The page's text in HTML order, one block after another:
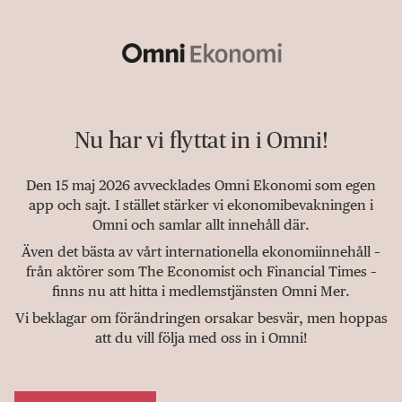
Nu har vi flyttat in i Omni!
Den 15 maj 2026 avvecklades Omni Ekonomi som egen
app och sajt. I stället stärker vi ekonomibevakningen i
Omni och samlar allt innehåll där.
Även det bästa av vårt internationella ekonomiinnehåll –
från aktörer som The Economist och Financial Times –
finns nu att hitta i medlemstjänsten Omni Mer.
Vi beklagar om förändringen orsakar besvär, men hoppas
att du vill följa med oss in i Omni!